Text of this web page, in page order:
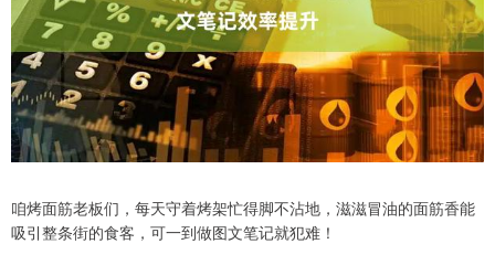
咱烤面筋老板们，每天守着烤架忙得脚不沾地，滋滋冒油的面筋香能
吸引整条街的食客，可一到做图文笔记就犯难！